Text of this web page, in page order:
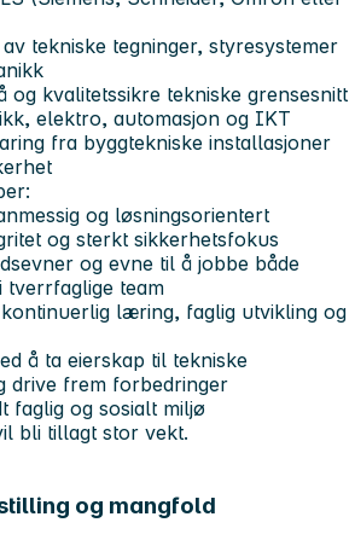
tekniske tegninger, styresystemer
og kvalitetssikre tekniske grensesnitt
elektro, automasjon og IKT
fra byggtekniske installasjoner
og løsningsorientert
og sterkt sikkerhetsfokus
og evne til å jobbe både
tverrfaglige team
læring, faglig utvikling og
å ta eierskap til tekniske
drive frem forbedringer
faglig og sosialt miljø
bli tillagt stor vekt.
og mangfold